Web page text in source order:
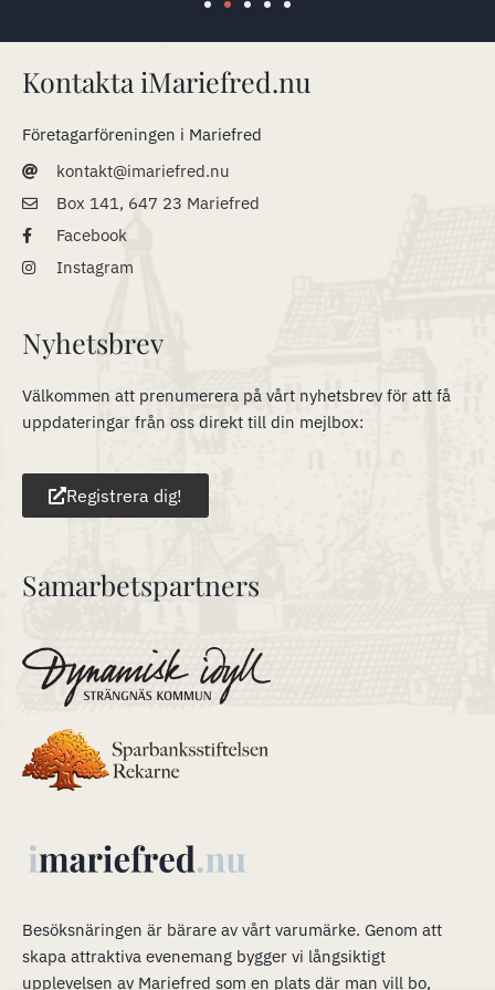
Kontakta iMariefred.nu
Företagarföreningen i Mariefred
kontakt@imariefred.nu
Box 141, 647 23 Mariefred
Facebook
Instagram
Nyhetsbrev
Välkommen att prenumerera på vårt nyhetsbrev för att få
uppdateringar från oss direkt till din mejlbox:
Registrera dig!
Samarbetspartners
Besöksnäringen är bärare av vårt varumärke. Genom att
skapa attraktiva evenemang bygger vi långsiktigt
upplevelsen av Mariefred som en plats där man vill bo,